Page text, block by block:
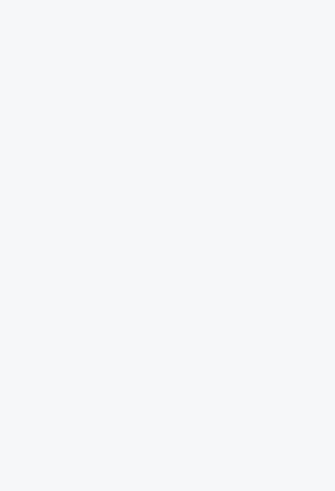
sans
le PCG, ce
sans tarder;